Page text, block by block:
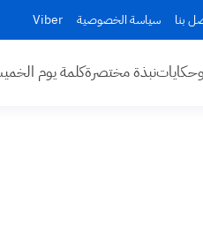
بنا سياسة الخصوصية Viber
نبذة مختصرةكلمة يوم